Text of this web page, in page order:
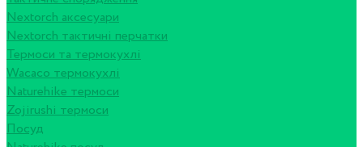
Nextorch аксесуари
Nextorch тактичні перчатки
Термоси та термокухлі
Wacaco термокухлі
Naturehike термоси
Zojirushi термоси
Посуд